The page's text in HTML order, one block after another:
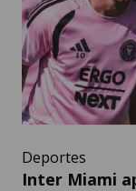
Deportes
Inter Miami